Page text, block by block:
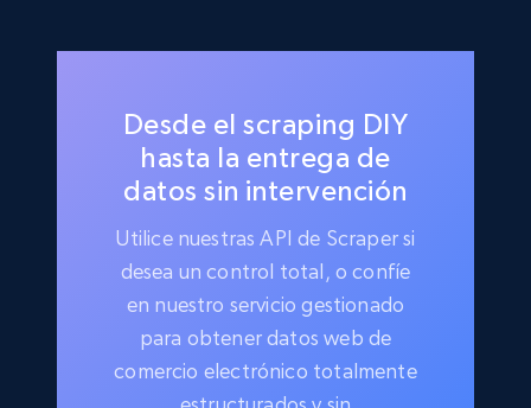
Desde el scraping DIY
hasta la entrega de
datos sin intervención
Utilice nuestras API de Scraper si
desea un control total, o confíe
en nuestro servicio gestionado
para obtener datos web de
comercio electrónico totalmente